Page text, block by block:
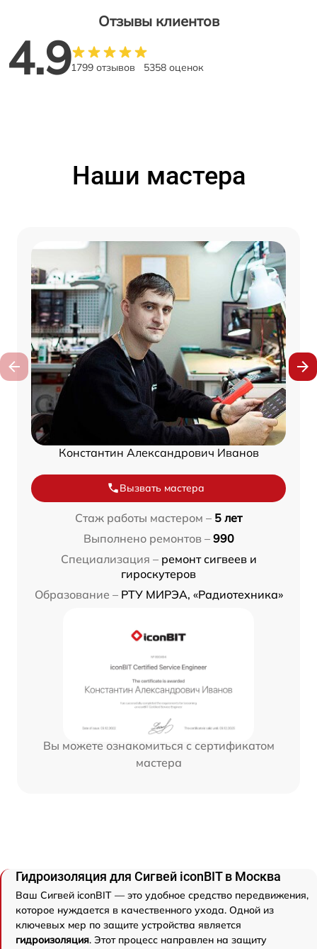
Отзывы клиентов
4.91799 отзывов 5358 оценок
Наши мастера
Константин Александрович Иванов
Вызвать мастера
Стаж работы мастером – 5 лет
Выполнено ремонтов – 990
Специализация – ремонт сигвеев и
гироскутеров
Образование – РТУ МИРЭА, «Радиотехника»
Вы можете ознакомиться с сертификатом
мастера
Гидроизоляция для Сигвей iconBIT в Москва
Ваш Сигвей iconBIT — это удобное средство передвижения,
которое нуждается в качественного ухода. Одной из
ключевых мер по защите устройства является
гидроизоляция. Этот процесс направлен на защиту